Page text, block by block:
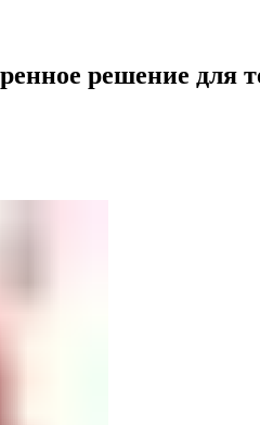
решение для